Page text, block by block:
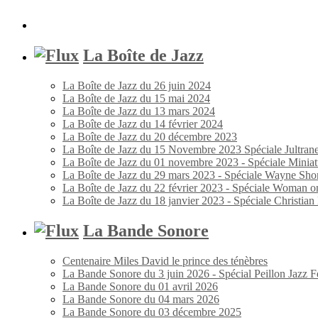
La Boîte de Jazz
La Boîte de Jazz du 26 juin 2024
La Boîte de Jazz du 15 mai 2024
La Boîte de Jazz du 13 mars 2024
La Boîte de Jazz du 14 février 2024
La Boîte de Jazz du 20 décembre 2023
La Boîte de Jazz du 15 Novembre 2023 Spéciale
La Boîte de Jazz du 01 novembre 2023 - Spéciale
La Boîte de Jazz du 29 mars 2023 - Spéciale Wayne
La Boîte de Jazz du 22 février 2023 - Spéciale Woman
La Boîte de Jazz du 18 janvier 2023 - Spéciale Christian
La Bande Sonore
Centenaire Miles David le prince des ténèbres
La Bande Sonore du 3 juin 2026 - Spécial Peillon Jazz
La Bande Sonore du 01 avril 2026
La Bande Sonore du 04 mars 2026
La Bande Sonore du 03 décembre 2025